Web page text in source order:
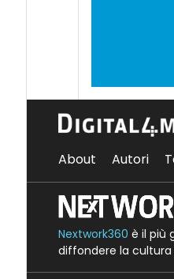
About
Autori
Nextwork360 è il più
diffondere la cultura